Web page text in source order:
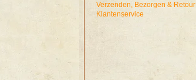
Verzenden, Bezorgen & Retour
Klantenservice